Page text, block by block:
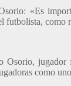
«Es
como
Osorio,
como